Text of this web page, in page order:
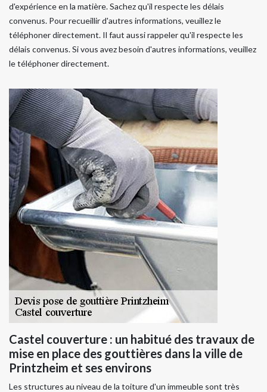
d'expérience en la matière. Sachez qu'il respecte les délais
convenus. Pour recueillir d'autres informations, veuillez le
téléphoner directement. Il faut aussi rappeler qu'il respecte les
délais convenus. Si vous avez besoin d'autres informations, veuillez
le téléphoner directement.
Castel couverture : un habitué des travaux de
mise en place des gouttières dans la ville de
Printzheim et ses environs
Les structures au niveau de la toiture d'un immeuble sont très